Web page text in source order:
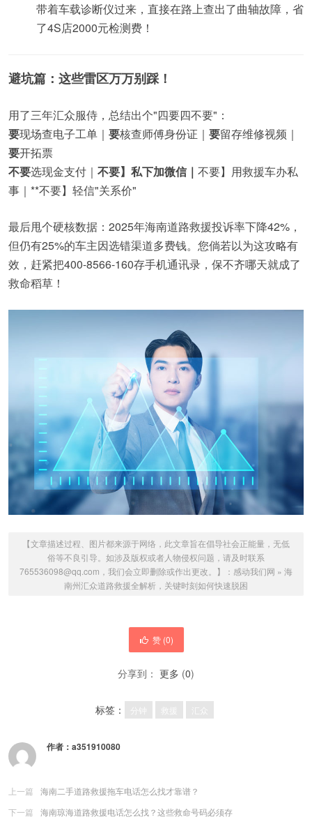
带着车载诊断仪过来，直接在路上查出了曲轴故障，省
了4S店2000元检测费！
避坑篇：这些雷区万万别踩！
用了三年汇众服侍，总结出个"四要四不要"：
要现场查电子工单｜ 要核查师傅身份证｜ 要留存维修视频｜
要开拓票
不要选现金支付｜ 不要】私下加微信｜ 不要】用救援车办私
事｜**不要】轻信"关系价"
最后甩个硬核数据：2025年海南道路救援投诉率下降42%，
但仍有25%的车主因选错渠道多费钱。您倘若以为这攻略有
效，赶紧把400-8566-160存手机通讯录，保不齐哪天就成了
救命稻草！
【文章描述过程、图片都来源于网络，此文章旨在倡导社会正能量，无低
俗等不良引导。如涉及版权或者人物侵权问题，请及时联系
765536098@qq.com，我们会立即删除或作出更改。】： 感动我们网 » 海
南州汇众道路救援全解析，关键时刻如何快速脱困
赞 (0)
分享到： 更多 (0)
标签： 救援 汇众
作者： a351910080
上一篇
海南二手道路救援拖车电话怎么找才靠谱？
下一篇
海南琼海道路救援电话怎么找？这些救命号码必须存